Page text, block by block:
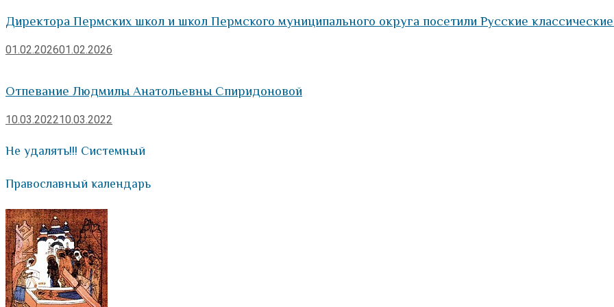
Директора Пермских школ и школ Пермского муниципального округа посетили Русские
01.02.202601.02.2026
Отпевание Людмилы Анатольевны Спиридоновой
10.03.202210.03.2022
Не удалять!!! Системный
Православный календарь